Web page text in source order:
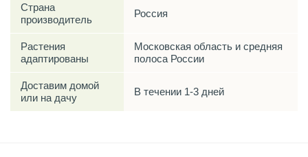
Страна
производитель
Россия
Растения
адаптированы
Московская область и средняя
полоса России
Доставим домой
или на дачу
В течении 1-3 дней